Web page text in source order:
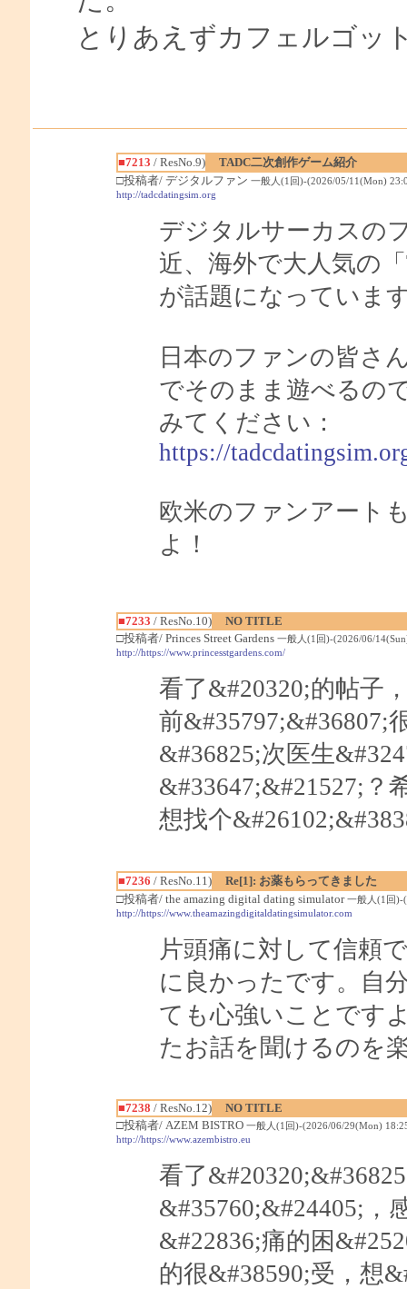
とりあえずカフェルゴッ
■7213 / ResNo.9)
TADC二次創作ゲーム紹介
□投稿者/ デジタルファン 一般人(1回)-(2026/05/11(Mon)
http://tadcdatingsim.org
デジタルサーカスの
近、海外で大人気の
が話題になっていま
日本のファンの皆さ
でそのまま遊べるの
みてください：
https://
欧米のファンアート
よ！
■7233 / ResNo.10)
NO TITLE
□投稿者/ Princes Street Gardens 一般人(1回)-(2026/06/
http://https://www.princesstgardens.com/
看了&#20320;的帖子
前&#35797;&#36807;
&#36825;次医生
&#33647;&#21527;？
想找个
■7236 / ResNo.11)
Re[1]: お薬もらってきました
□投稿者/ the amazing digital dating simulator一般人(1回)-
http://https://www.theamazingdigitaldatingsimulator.com
片頭痛に対して信頼
に良かったです。自
ても心強いことです
たお話を聞けるのを
■7238 / ResNo.12)
NO TITLE
□投稿者/ AZEM BISTRO 一般人(1回)-(2026/06/29(Mon)
http://https://www.azembistro.eu
看了
&#35760;&#24405;，
&#22836;痛的困
的很&#38590;受，想